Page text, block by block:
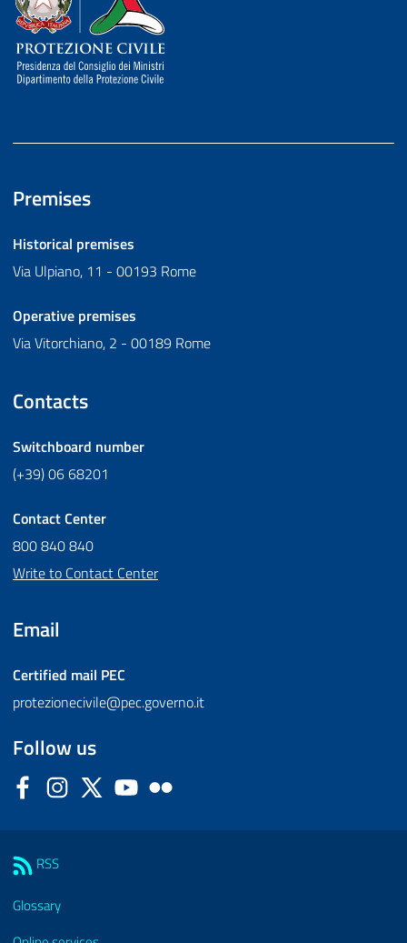
Premises
Historical premises
Via Ulpiano, 11 - 00193 Rome
Operative premises
Via Vitorchiano, 2 - 00189 Rome
Contacts
Switchboard number
(+39) 06 68201
Contact Center
800 840 840
Write to Contact Center
Email
Certified mail PEC
protezionecivile@pec.governo.it
Follow us
FacebookInstagram
Twitter YouTube
RSS
Glossary